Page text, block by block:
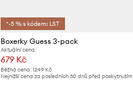
*-5 % s kódem: LST
Boxerky Guess 3-pack
Aktuální cena:
679 Kč
Běžná cena:1249 Kč
Nejnižší cena za posledních 30 dnů před poskytnutím